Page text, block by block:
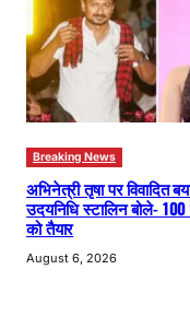
Breaking News
अभिनेत्री तृषा पर विवादित
उदयनिधि स्टालिन बोले- 100
को तैयार
August 6, 2026